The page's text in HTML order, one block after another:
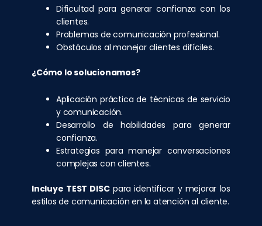
Dificultad para generar confianza con los
clientes.
Problemas de comunicación profesional.
Obstáculos al manejar clientes difíciles.
¿Cómo lo solucionamos?
Aplicación práctica de técnicas de servicio
y comunicación.
Desarrollo de habilidades para generar
confianza.
Estrategias para manejar conversaciones
complejas con clientes.
Incluye TEST DISCpara identificar y mejorar los
estilos de comunicación en la atención al cliente.